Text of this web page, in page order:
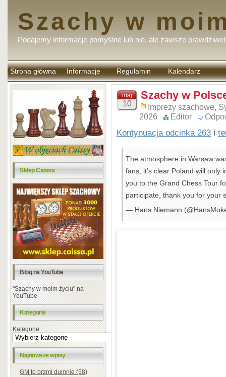
Szachy w
Podajemy informacje pomyślne lub nie, ale zawsze prawdziwe!
Strona główna Informacje Regulamin
komentarzy
Kalendarz
Sklep Caissa
Blog na YouTube
"Szachy w moim życiu" na
YouTube
Kategorie
Kategorie
Najnowsze wpisy
GM to brzmi dumnie (58)
maj
10
Szachy w
Imprezy szachowe,
2026
Editor
Kontynuacja odcinka 263 i
The atmosphere in Warsaw
fans, it’s clear Poland will only
you to the Grand Chess Tour
participate, thank you for your
— Hans Niemann